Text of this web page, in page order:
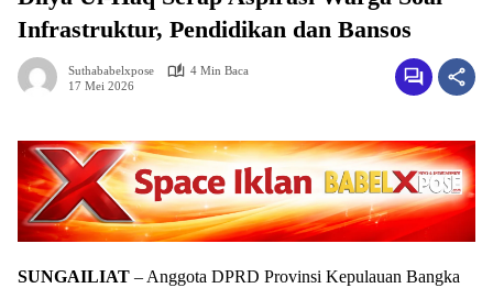
Infrastruktur, Pendidikan dan Bansos
Suthababelxpose
4 Min Baca
17 Mei 2026
SUNGAILIAT – Anggota DPRD Provinsi Kepulauan Bangka